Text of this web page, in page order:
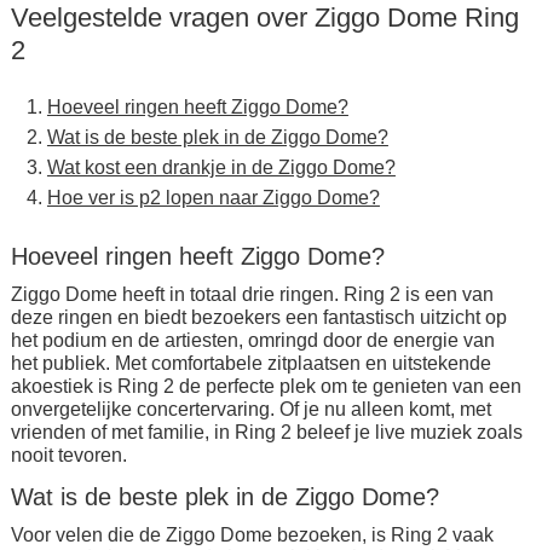
Veelgestelde vragen over Ziggo Dome Ring
2
Hoeveel ringen heeft Ziggo Dome?
Wat is de beste plek in de Ziggo Dome?
Wat kost een drankje in de Ziggo Dome?
Hoe ver is p2 lopen naar Ziggo Dome?
Hoeveel ringen heeft Ziggo Dome?
Ziggo Dome heeft in totaal drie ringen. Ring 2 is een van
deze ringen en biedt bezoekers een fantastisch uitzicht op
het podium en de artiesten, omringd door de energie van
het publiek. Met comfortabele zitplaatsen en uitstekende
akoestiek is Ring 2 de perfecte plek om te genieten van een
onvergetelijke concertervaring. Of je nu alleen komt, met
vrienden of met familie, in Ring 2 beleef je live muziek zoals
nooit tevoren.
Wat is de beste plek in de Ziggo Dome?
Voor velen die de Ziggo Dome bezoeken, is Ring 2 vaak